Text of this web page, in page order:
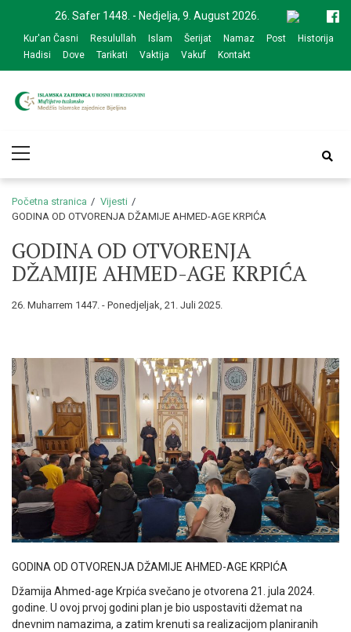
navigation
content
26. Safer 1448. - Nedjelja, 9. August 2026.
Kur'an Časni Resulullah Islam Šerijat Namaz Post
Historija
Hadisi
Dove Tarikati Vaktija Vakuf Kontakt
zajednice Bijeljina
Menu
Početna stranica
Vijesti
GODINA OD OTVORENJA DŽAMIJE AHMED-AGE KRPIĆA
GODINA OD OTVORENJA
DŽAMIJE AHMED-AGE KRPIĆA
26. Muharrem 1447. - Ponedjeljak, 21. Juli 2025.
GODINA OD OTVORENJA DŽAMIJE AHMED-AGE KRPIĆA
Džamija Ahmed-age Krpića svečano je otvorena 21. jula 2024.
godine. U ovoj prvoj godini plan je bio uspostaviti džemat na
dnevnim namazima, a zatim krenuti sa realizacijom planiranih